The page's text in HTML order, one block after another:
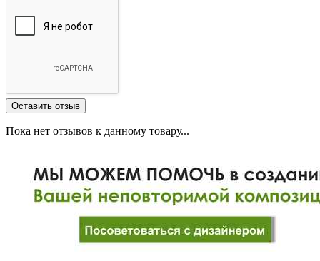
Пока нет отзывов к данному товару...